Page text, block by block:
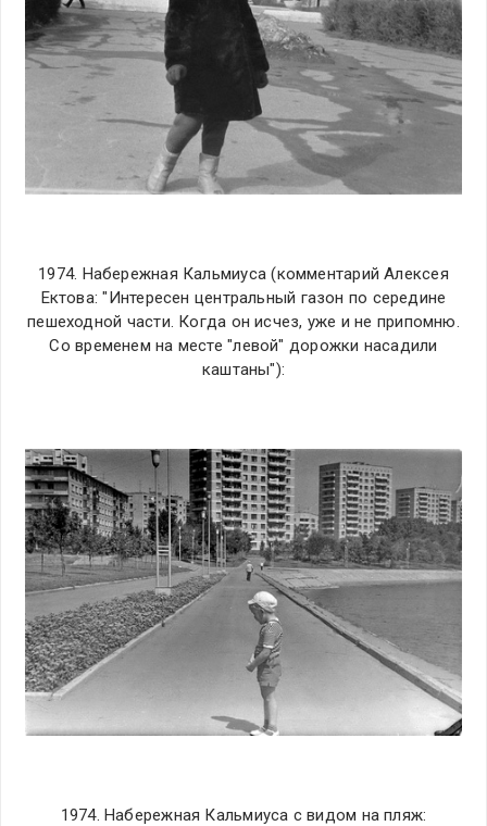
1974. Набережная Кальмиуса (комментарий Алексея
Ектова: "Интересен центральный газон по середине
пешеходной части. Когда он исчез, уже и не припомню.
Со временем на месте "левой" дорожки насадили
каштаны"):
1974. Набережная Кальмиуса с видом на пляж: